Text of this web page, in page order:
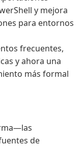
y mejora
para entornos
frecuentes,
y ahora una
más formal
de